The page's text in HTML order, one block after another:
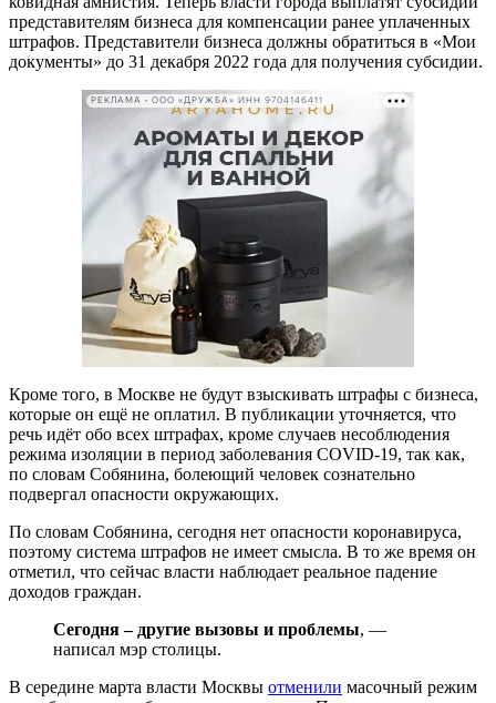
представителям бизнеса для компенсации ранее уплаченных
штрафов. Представители бизнеса должны обратиться в «Мои
документы» до 31 декабря 2022 года для получения субсидии.
РЕКЛАМА • ООО «ДРУЖБА» ИНН 9704146411
Кроме того, в Москве не будут взыскивать штрафы с бизнеса,
которые он ещё не оплатил. В публикации уточняется, что
речь идёт обо всех штрафах, кроме случаев несоблюдения
режима изоляции в период заболевания COVID-19, так как,
по словам Собянина, болеющий человек сознательно
подвергал опасности окружающих.
По словам Собянина, сегодня нет опасности коронавируса,
поэтому система штрафов не имеет смысла. В то же время он
отметил, что сейчас власти наблюдает реальное падение
доходов граждан.
Сегодня – другие вызовы и проблемы, —
написал мэр столицы.
В середине марта власти Москвы отменили масочный режим